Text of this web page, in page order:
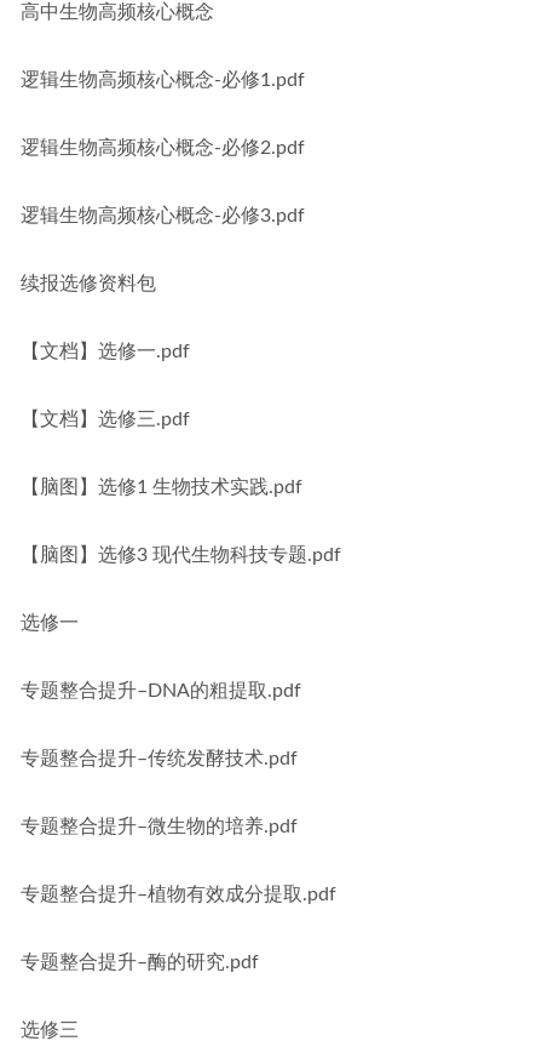
高中生物高频核心概念
逻辑生物高频核心概念-必修1.pdf
逻辑生物高频核心概念-必修2.pdf
逻辑生物高频核心概念-必修3.pdf
续报选修资料包
【文档】选修一.pdf
【文档】选修三.pdf
【脑图】选修1 生物技术实践.pdf
【脑图】选修3 现代生物科技专题.pdf
选修一
专题整合提升–DNA的粗提取.pdf
专题整合提升–传统发酵技术.pdf
专题整合提升–微生物的培养.pdf
专题整合提升–植物有效成分提取.pdf
专题整合提升–酶的研究.pdf
选修三